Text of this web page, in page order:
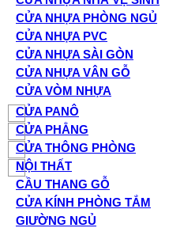
CỬA NHỰA PHÒNG NGỦ
CỬA NHỰA PVC
CỬA NHỰA SÀI GÒN
CỬA NHỰA VÂN GỖ
CỬA VÒM NHỰA
CỬA PANÔ
CỬA PHẲNG
CỬA THÔNG PHÒNG
NỘI THẤT
CẦU THANG GỖ
CỬA KÍNH PHÒNG TẮM
GIƯỜNG NGỦ